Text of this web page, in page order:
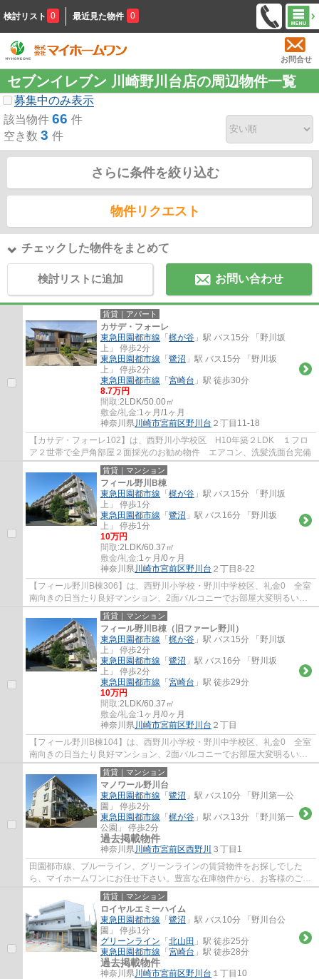
検討リスト 0 最近見た物件 0
お問合せ
セブンイレブン 川崎野川台店の周辺物件一覧
募集中のみ表示
該当物件 66 件
空き数 3 件
さらに条件を絞り込む
物件リクエスト
チェックした物件をまとめて
検討リストに追加 お問い合わせ
賃貸｜アパート
カサデ・フォーレ
東急田園都市線 「 梶が谷 」駅 バス15分 「野川坂
上」 停歩2分
東急田園都市線 「 鷺沼 」駅 バス15分 「野川坂
上」 停歩2分
東急田園都市線 「 宮崎台 」駅 徒歩30分
8.7万円
間取:2LDK/50.00㎡
敷金/礼金:1ヶ月/1ヶ月
神奈川県川崎市宮前区野川台 ２丁目11-18
【カサデ・フォーレ102】は、西野川小学校区 H10年築２LDK １フロ
ア２世帯で全戸角部屋２面採光のお勧め物件 エアコン、洗髪洗面台完備
賃貸｜マンション
フィール野川B棟
東急田園都市線 「 梶が谷 」駅 バス15分 「野川坂
上」 停歩1分
東急田園都市線 「 鷺沼 」駅 バス16分 「野川坂
上」 停歩1分
10万円
間取:2LDK/60.37㎡
敷金/礼金:1ヶ月/0ヶ月
神奈川県川崎市宮前区野川台 ２丁目8-22
【フィール野川B棟306】は、西野川小学校・野川中学校区、礼金0 全室
南向きの日当たり良好マンション、2面バルコニーでお部屋大変明るいで
す。
賃貸｜マンション
フィール野川B棟（旧ファーレ野川）
東急田園都市線 「 梶が谷 」駅 バス15分 「野川坂
上」 停歩2分
東急田園都市線 「 鷺沼 」駅 バス16分 「野川坂
上」 停歩2分
東急田園都市線 「 宮崎台 」駅 徒歩29分
10万円
間取:2LDK/60.37㎡
敷金/礼金:1ヶ月/0ヶ月
神奈川県川崎市宮前区野川台 ２丁目
【フィール野川B棟104】は、西野川小学校・野川中学校区、礼金0 全室
南向きの日当たり良好マンション、2面バルコニーでお部屋大変明るいで
す。
賃貸｜マンション
マノワール野川台
東急田園都市線 「 鷺沼 」駅 バス10分 「野川第一公
園」 停歩2分
東急田園都市線 「 梶が谷 」駅 バス13分 「野川第一
公園」 停歩2分
過去掲載物件
神奈川県川崎市宮前区西野川 ３丁目1
田園都市線、ブルーライン、グリーンラインの賃貸物件をお探しでした
ら、マイホームワンにお任せ下さい。豊富な在庫物件から、お客様のご要
望に合うお部屋をご提案致します。
賃貸｜マンション
ロイヤルエミーハイム
東急田園都市線 「 鷺沼 」駅 バス10分 「野川台公
園」 停歩1分
グリーンライン 「 北山田 」駅 徒歩25分
東急田園都市線 「 宮崎台 」駅 徒歩28分
過去掲載物件
神奈川県川崎市宮前区野川台 １丁目10